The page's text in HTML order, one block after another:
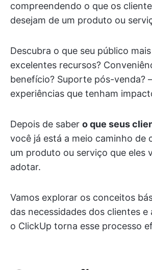
compreendendo o que os
desejam de um produto ou
Descubra o que seu público
excelentes recursos?
benefício? Suporte pós-venda?
experiências que tenham
Depois de saber o que seus
você já está a meio caminho de
um produto ou serviço que eles
adotar.
Vamos explorar os conceitos
das necessidades dos clientes
o ClickUp torna esse processo